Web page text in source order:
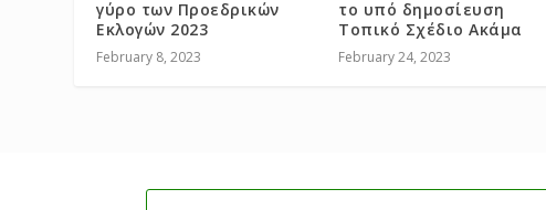
γύρο των Προεδρικών
Εκλογών 2023
February 8, 2023
το υπό δημοσίευση
Τοπικό Σχέδιο Ακάμα
February 24, 2023